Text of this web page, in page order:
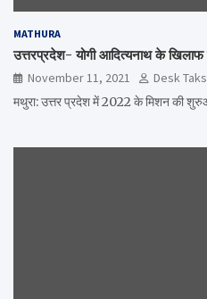
MATHURA
उत्तरप्रदेश- योगी आदित्यनाथ के
November 11, 2021
Desk
मथुरा: उत्तर प्रदेश में 2022 के मिशन की